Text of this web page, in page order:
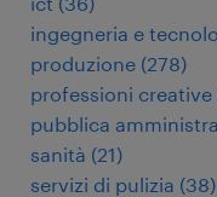
ingegneria e
produzione (278)
professioni creative
pubblica
sanità (21)
servizi di pulizia (38)